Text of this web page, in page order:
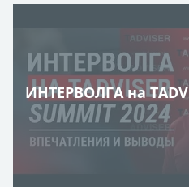
ИНТЕРВОЛГА на